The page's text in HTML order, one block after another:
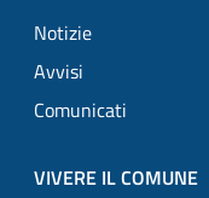
Notizie
Avvisi
Comunicati
VIVERE IL COMUNE